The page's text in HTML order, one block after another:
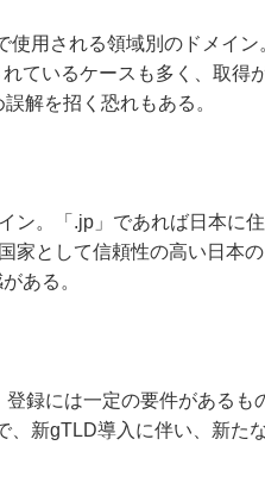
使用される領域別のドメイ
ているケースも多く、取得
解を招く恐れもある。
ン。「.jp」であれば日本に
家として信頼性の高い日本
ある。
録には一定の要件があるも
、新gTLD導入に伴い、新た